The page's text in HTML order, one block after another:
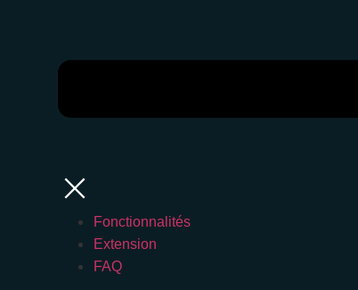
Fonctionnalités
Extension
FAQ